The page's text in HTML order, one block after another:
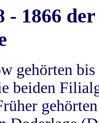
- 1866
gehörten
beiden